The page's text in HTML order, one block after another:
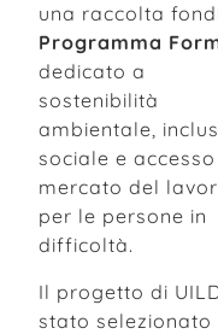
una raccolta
Programma
dedicato a
sostenibilità
ambientale,
sociale e
mercato del
per le persone in
difficoltà.
Il progetto di
stato selezionato